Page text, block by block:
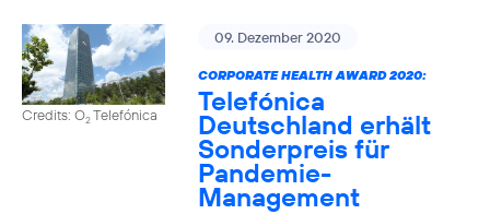
Credits: O2Telefónica
09. Dezember 2020
CORPORATE HEALTH AWARD 2020:
Telefónica
Deutschland erhält
Sonderpreis für
Pandemie-
Management